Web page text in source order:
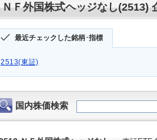
ＮＦ外国株式ヘッジなし(2513)
最近チェックした銘柄･指標
2513(東証)